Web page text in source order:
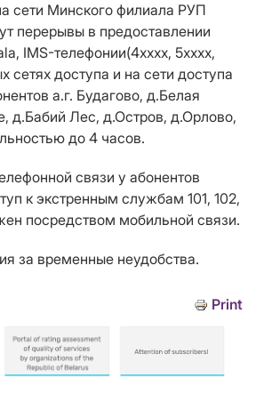
сети Минского филиала РУП
перерывы в предоставлении
IMS-телефонии(4хххх, 5хххх,
сетях доступа и на сети доступа
а.г. Будагово, д.Белая
д.Бабий Лес, д.Остров, д.Орлово,
до 4 часов.
связи у абонентов
к экстренным службам 101, 102,
посредством мобильной связи.
за временные неудобства.
Print